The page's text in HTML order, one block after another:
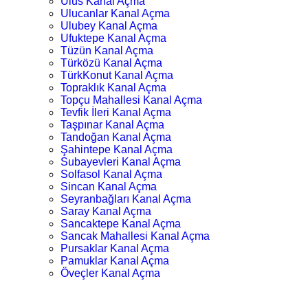
Ulucanlar Kanal Açma
Ulubey Kanal Açma
Ufuktepe Kanal Açma
Tüzün Kanal Açma
Türközü Kanal Açma
TürkKonut Kanal Açma
Topraklık Kanal Açma
Topçu Mahallesi Kanal Açma
Tevfik İleri Kanal Açma
Taşpınar Kanal Açma
Tandoğan Kanal Açma
Şahintepe Kanal Açma
Subayevleri Kanal Açma
Solfasol Kanal Açma
Sincan Kanal Açma
Seyranbağları Kanal Açma
Saray Kanal Açma
Sancaktepe Kanal Açma
Sancak Mahallesi Kanal Açma
Pursaklar Kanal Açma
Pamuklar Kanal Açma
Öveçler Kanal Açma